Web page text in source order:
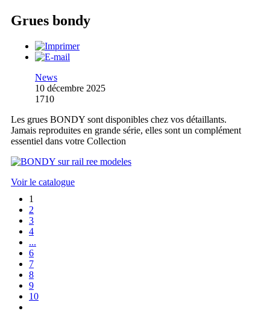
Grues bondy
News
10 décembre 2025
1710
Les grues BONDY sont disponibles chez vos détaillants.
Jamais reproduites en grande série, elles sont un complément
essentiel dans votre Collection
Voir le catalogue
1
2
3
4
...
6
7
8
9
10